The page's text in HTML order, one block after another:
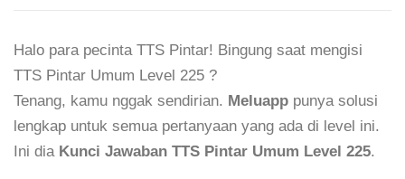
Halo para pecinta TTS Pintar! Bingung saat mengisi
TTS Pintar Umum Level 225 ?
Tenang, kamu nggak sendirian. Meluapp punya solusi
lengkap untuk semua pertanyaan yang ada di level ini.
Ini dia Kunci Jawaban TTS Pintar Umum Level 225.